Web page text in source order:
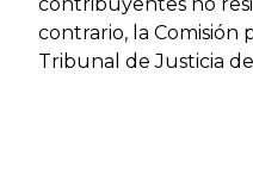
contrario, la Comisión
Tribunal de Justicia